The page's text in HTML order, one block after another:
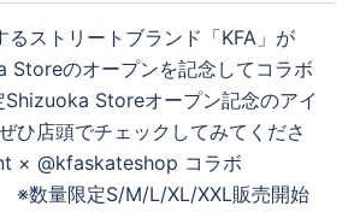
るストリートブランド「KFA」が
Storeのオープンを記念してコラボ
︎Shizuoka Storeオープン記念のアイ
ひ店頭でチェックしてみてくださ
× @kfaskateshop コラボ
数量限定 S/M/L/XL/XXL 販売開始